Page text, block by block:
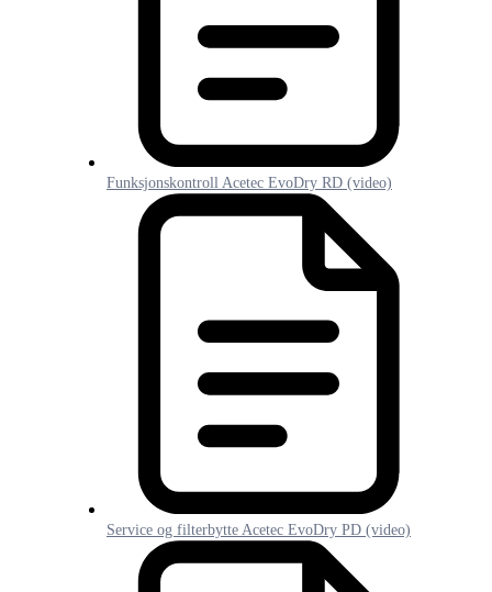
Funksjonskontroll Acetec EvoDry RD (video)
Service og filterbytte Acetec EvoDry PD (video)